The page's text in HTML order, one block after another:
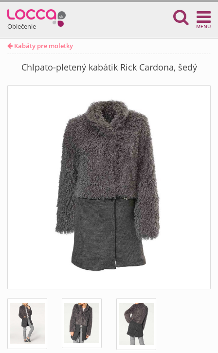
Oblečenie MENU
Kabáty pre moletky
Chlpato-pletený kabátik Rick Cardona, šedý